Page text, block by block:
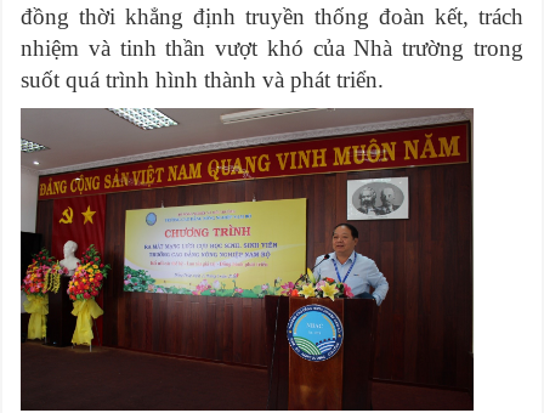
đồng thời khẳng định truyền thống đoàn kết, trách
nhiệm và tinh thần vượt khó của Nhà trường trong
suốt quá trình hình thành và phát triển.